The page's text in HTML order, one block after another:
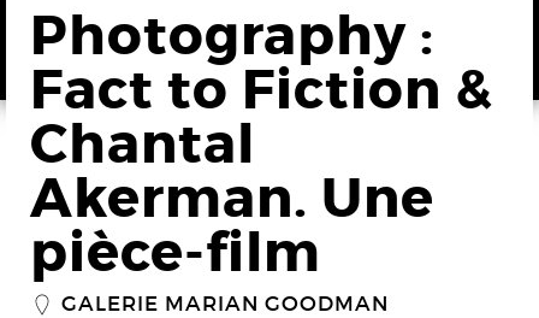
Photography :
Fact to Fiction &
Chantal
Akerman. Une
pièce-film
_ GALERIE MARIAN GOODMAN